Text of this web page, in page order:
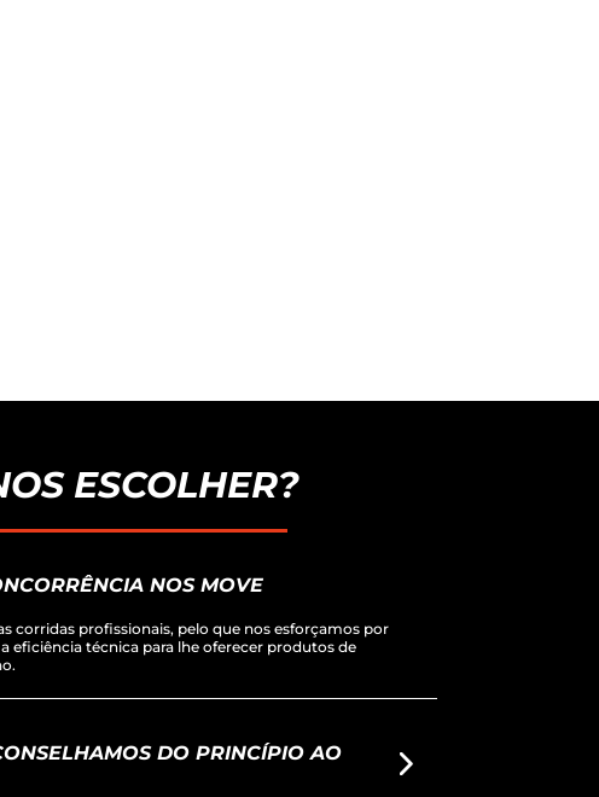
ESCOLHER?
NOS MOVE
corridas profissionais, pelo que nos esforçamos por
eficiência técnica para lhe oferecer produtos de
DO PRINCÍPIO AO